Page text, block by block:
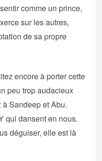
comme un prince,
sur les autres,
de sa propre
encore à porter cette
peu trop audacieux
Sandeep et Abu.
qui dansent en nous.
déguiser, elle est là